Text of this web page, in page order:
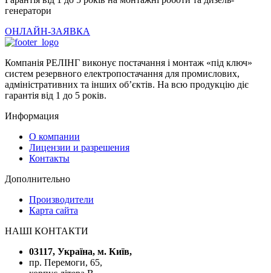
генератори
ОНЛАЙН-ЗАЯВКА
Компанія РЕЛІНГ виконує постачання і монтаж «під ключ»
систем резервного електропостачання для промислових,
адміністративних та інших об’єктів. На всю продукцію діє
гарантія від 1 до 5 років.
Информация
О компании
Лицензии и разрешения
Контакты
Дополнительно
Производители
Карта сайта
НАШІ КОНТАКТИ
03117, Україна, м. Київ,
пр. Перемоги, 65,